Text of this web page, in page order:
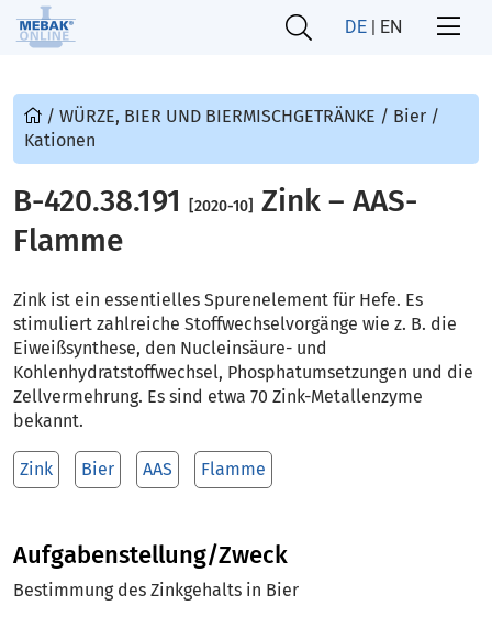
DE | EN
/ WÜRZE, BIER UND BIERMISCHGETRÄNKE / Bier /
Kationen
B-420.38.191 [2020-10] Zink – AAS-
Flamme
Zink ist ein essentielles Spurenelement für Hefe. Es
stimuliert zahlreiche Stoffwechselvorgänge wie z. B. die
Eiweißsynthese, den Nucleinsäure- und
Kohlenhydratstoffwechsel, Phosphatumsetzungen und die
Zellvermehrung. Es sind etwa 70 Zink-Metallenzyme
bekannt.
Zink Bier AAS Flamme
Aufgabenstellung/Zweck
Bestimmung des Zinkgehalts in Bier